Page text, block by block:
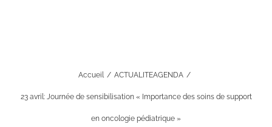
Accueil ACTUALITEAGENDA
23 avril: Journée de sensibilisation « Importance des soins de support
en oncologie pédiatrique »